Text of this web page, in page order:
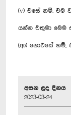
(v) එසේ නම්, එම
යන්න එතුමා මෙම
(ආ) නොඑසේ නම්,
අසන ලද දිනය
2023-03-24